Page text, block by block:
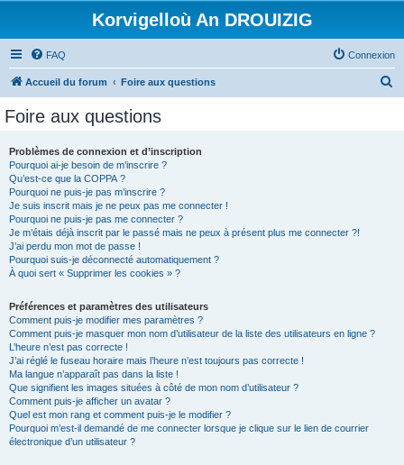
Korvigelloù An DROUIZIG
FAQ Connexion
Accueil du forum Foire aux questions
Foire aux questions
Problèmes de connexion et d’inscription
Pourquoi ai-je besoin de m’inscrire ?
Qu’est-ce que la COPPA ?
Pourquoi ne puis-je pas m’inscrire ?
Je suis inscrit mais je ne peux pas me connecter !
Pourquoi ne puis-je pas me connecter ?
Je m’étais déjà inscrit par le passé mais ne peux à présent plus me connecter ?!
J’ai perdu mon mot de passe !
Pourquoi suis-je déconnecté automatiquement ?
À quoi sert « Supprimer les cookies » ?
Préférences et paramètres des utilisateurs
Comment puis-je modifier mes paramètres ?
Comment puis-je masquer mon nom d’utilisateur de la liste des utilisateurs en ligne ?
L’heure n’est pas correcte !
J’ai réglé le fuseau horaire mais l’heure n’est toujours pas correcte !
Ma langue n’apparaît pas dans la liste !
Que signifient les images situées à côté de mon nom d’utilisateur ?
Comment puis-je afficher un avatar ?
Quel est mon rang et comment puis-je le modifier ?
Pourquoi m’est-il demandé de me connecter lorsque je clique sur le lien de courrier
électronique d’un utilisateur ?